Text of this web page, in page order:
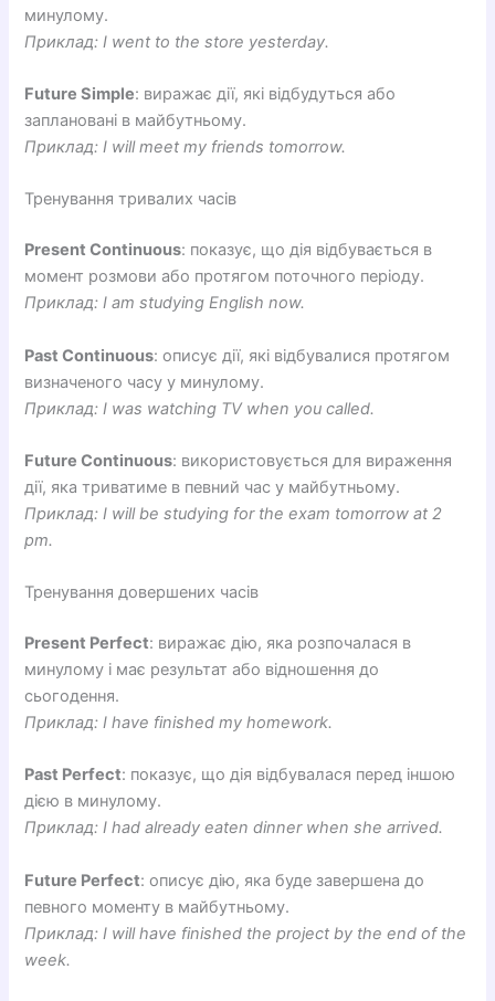
минулому.
Приклад: I went to the store yesterday.
Future Simple: виражає дії, які відбудуться або
заплановані в майбутньому.
Приклад: I will meet my friends tomorrow.
Тренування тривалих часів
Present Continuous: показує, що дія відбувається в
момент розмови або протягом поточного періоду.
Приклад: I am studying English now.
Past Continuous: описує дії, які відбувалися протягом
визначеного часу у минулому.
Приклад: I was watching TV when you called.
Future Continuous: використовується для вираження
дії, яка триватиме в певний час у майбутньому.
Приклад: I will be studying for the exam tomorrow at 2
pm.
Тренування довершених часів
Present Perfect: виражає дію, яка розпочалася в
минулому і має результат або відношення до
сьогодення.
Приклад: I have finished my homework.
Past Perfect: показує, що дія відбувалася перед іншою
дією в минулому.
Приклад: I had already eaten dinner when she arrived.
Future Perfect: описує дію, яка буде завершена до
певного моменту в майбутньому.
Приклад: I will have finished the project by the end of the
week.